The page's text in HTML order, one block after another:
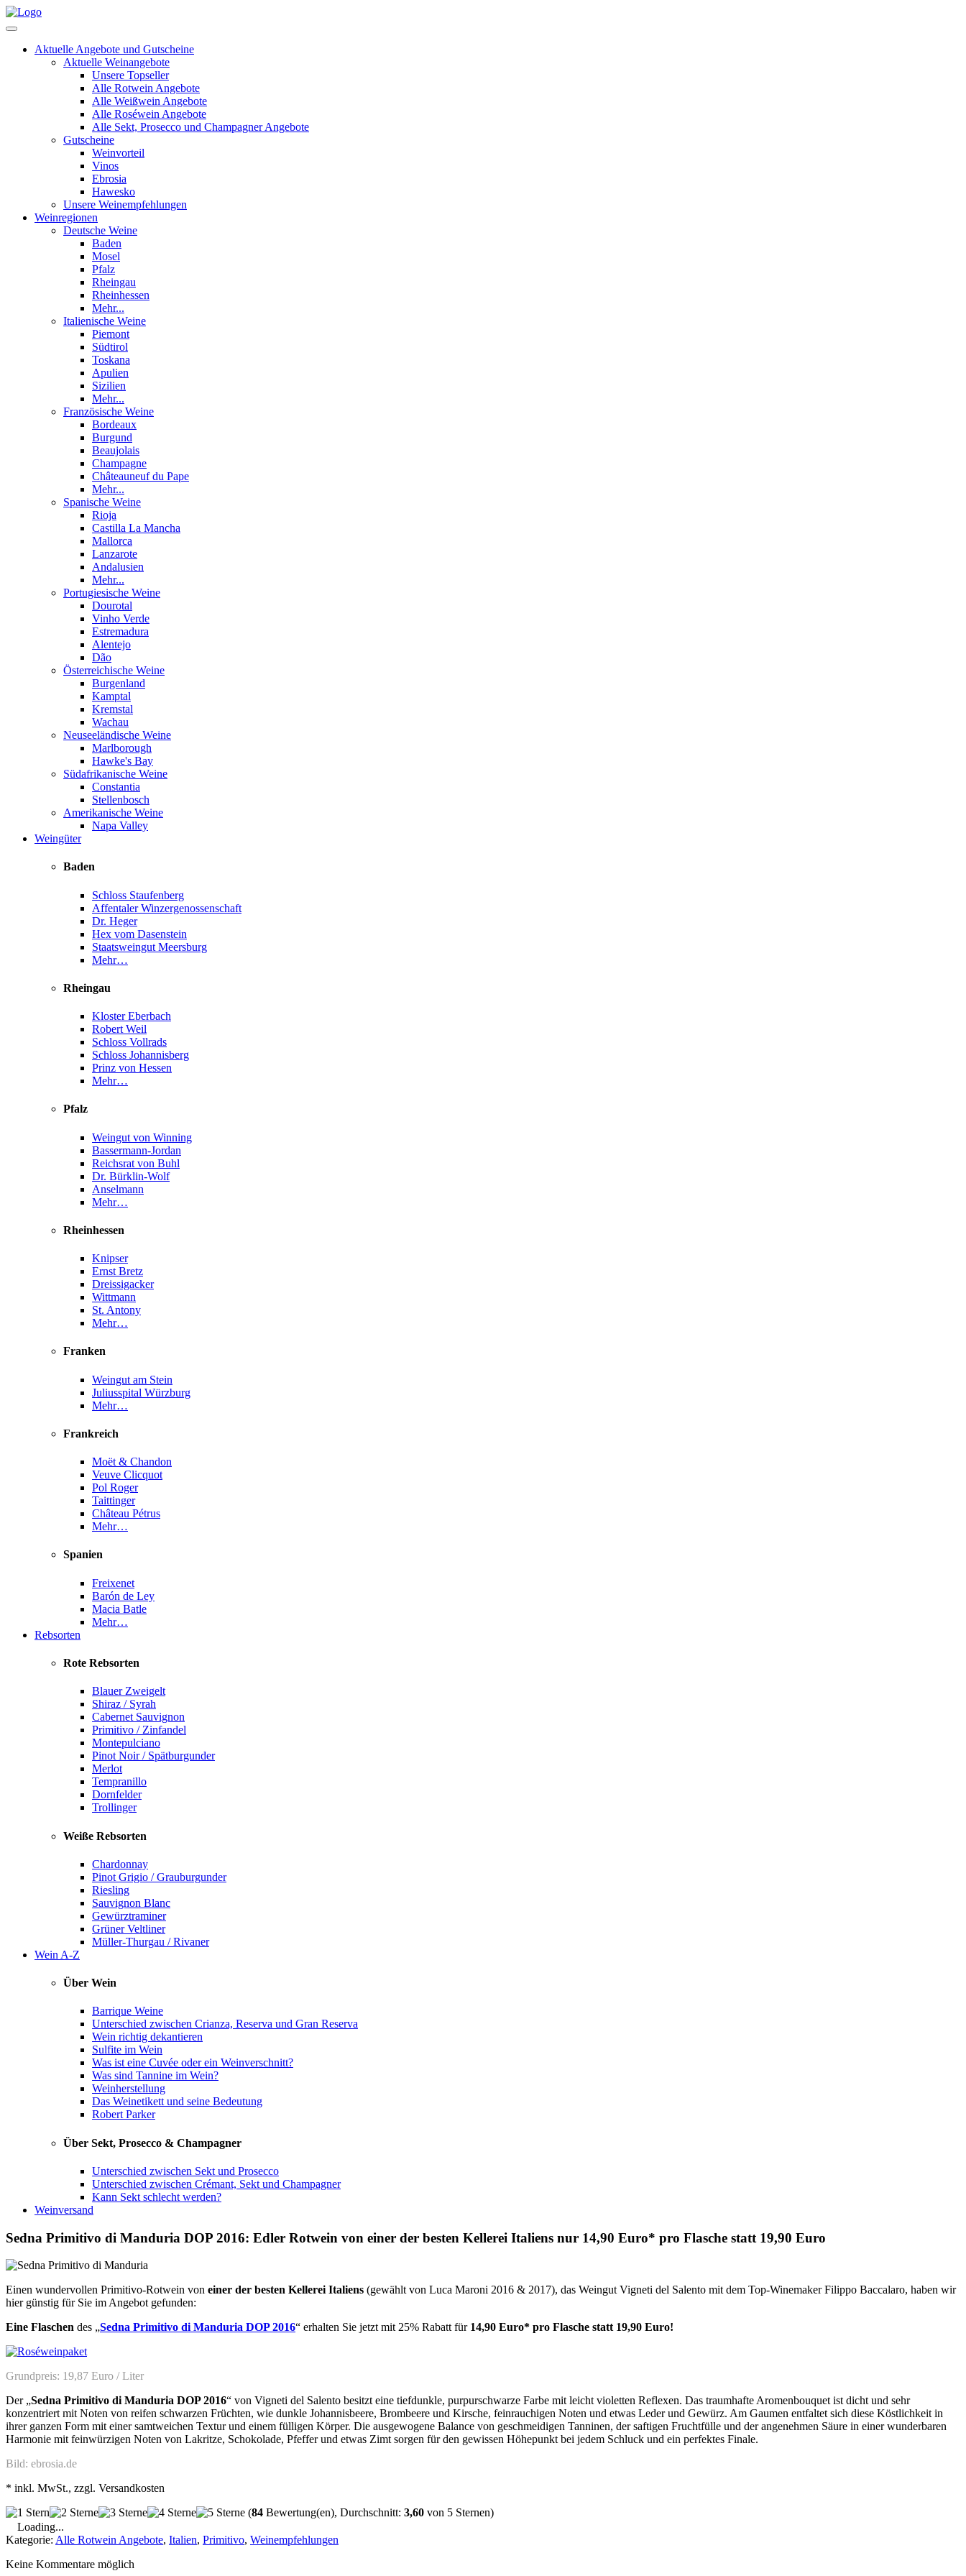
Aktuelle Angebote und Gutscheine
Aktuelle Weinangebote
Unsere Topseller
Alle Rotwein Angebote
Alle Weißwein Angebote
Alle Roséwein Angebote
Alle Sekt, Prosecco und Champagner Angebote
Gutscheine
Weinvorteil
Vinos
Ebrosia
Hawesko
Unsere Weinempfehlungen
Weinregionen
Deutsche Weine
Baden
Mosel
Pfalz
Rheingau
Rheinhessen
Mehr...
Italienische Weine
Piemont
Südtirol
Toskana
Apulien
Sizilien
Mehr...
Französische Weine
Bordeaux
Burgund
Beaujolais
Champagne
Châteauneuf du Pape
Mehr...
Spanische Weine
Rioja
Castilla La Mancha
Mallorca
Lanzarote
Andalusien
Mehr...
Portugiesische Weine
Dourotal
Vinho Verde
Estremadura
Alentejo
Dão
Österreichische Weine
Burgenland
Kamptal
Kremstal
Wachau
Neuseeländische Weine
Marlborough
Hawke's Bay
Südafrikanische Weine
Constantia
Stellenbosch
Amerikanische Weine
Napa Valley
Weingüter
Baden
Schloss Staufenberg
Affentaler Winzergenossenschaft
Dr. Heger
Hex vom Dasenstein
Staatsweingut Meersburg
Mehr…
Rheingau
Kloster Eberbach
Robert Weil
Schloss Vollrads
Schloss Johannisberg
Prinz von Hessen
Mehr…
Pfalz
Weingut von Winning
Bassermann-Jordan
Reichsrat von Buhl
Dr. Bürklin-Wolf
Anselmann
Mehr…
Rheinhessen
Knipser
Ernst Bretz
Dreissigacker
Wittmann
St. Antony
Mehr…
Franken
Weingut am Stein
Juliusspital Würzburg
Mehr…
Frankreich
Moët & Chandon
Veuve Clicquot
Pol Roger
Taittinger
Château Pétrus
Mehr…
Spanien
Freixenet
Barón de Ley
Macia Batle
Mehr…
Rebsorten
Rote Rebsorten
Blauer Zweigelt
Shiraz / Syrah
Cabernet Sauvignon
Primitivo / Zinfandel
Montepulciano
Pinot Noir / Spätburgunder
Merlot
Tempranillo
Dornfelder
Trollinger
Weiße Rebsorten
Chardonnay
Pinot Grigio / Grauburgunder
Riesling
Sauvignon Blanc
Gewürztraminer
Grüner Veltliner
Müller-Thurgau / Rivaner
Wein A-Z
Über Wein
Barrique Weine
Unterschied zwischen Crianza, Reserva und Gran Reserva
Wein richtig dekantieren
Sulfite im Wein
Was ist eine Cuvée oder ein Weinverschnitt?
Was sind Tannine im Wein?
Weinherstellung
Das Weinetikett und seine Bedeutung
Robert Parker
Über Sekt, Prosecco & Champagner
Unterschied zwischen Sekt und Prosecco
Unterschied zwischen Crémant, Sekt und Champagner
Kann Sekt schlecht werden?
Weinversand
Sedna Primitivo di Manduria DOP 2016: Edler Rotwein von einer der besten Kellerei Italiens nur 14,90 Euro* pro Flasche statt 19,90 Euro
Einen wundervollen Primitivo-Rotwein von einer der besten Kellerei Italiens (gewählt von Luca Maroni 2016 & 2017), das Weingut Vigneti del Salento mit dem Top-Winemaker Filippo Baccalaro, haben wir
hier günstig für Sie im Angebot gefunden:
Eine Flaschen des „Sedna Primitivo di Manduria DOP 2016“ erhalten Sie jetzt mit 25% Rabatt für 14,90 Euro* pro Flasche statt 19,90 Euro!
Grundpreis: 19,87 Euro / Liter
Der „Sedna Primitivo di Manduria DOP 2016“ von Vigneti del Salento besitzt eine tiefdunkle, purpurschwarze Farbe mit leicht violetten Reflexen. Das traumhafte Aromenbouquet ist dicht und sehr
konzentriert mit Noten von reifen schwarzen Früchten, wie dunkle Johannisbeere, Brombeere und Kirsche, feinrauchigen Noten und etwas Leder und Gewürz. Am Gaumen entfaltet sich diese Köstlichkeit in
ihrer ganzen Form mit einer samtweichen Textur und einem fülligen Körper. Die ausgewogene Balance von geschmeidigen Tanninen, der saftigen Fruchtfülle und der angenehmen Säure in einer wunderbaren
Harmonie mit feinwürzigen Noten von Lakritze, Schokolade, Pfeffer und etwas Zimt sorgen für den gewissen Höhepunkt bei jedem Schluck und ein perfektes Finale.
Bild: ebrosia.de
* inkl. MwSt., zzgl. Versandkosten
(84 Bewertung(en), Durchschnitt: 3,60 von 5 Sternen)
Loading...
Kategorie: Alle Rotwein Angebote, Italien, Primitivo, Weinempfehlungen
Keine Kommentare möglich